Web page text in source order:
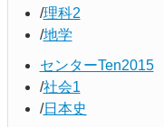
理科2
地学
センターTen2015
社会1
日本史